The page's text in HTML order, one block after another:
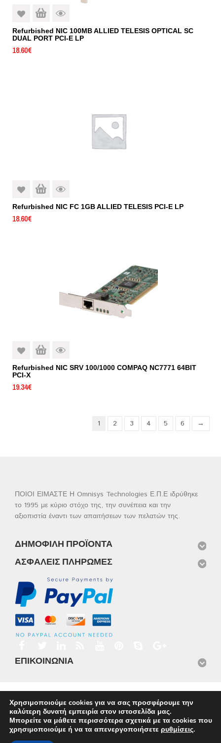
Refurbished NIC 100MB ALLIED TELESIS OPTICAL SC
DUAL PORT PCI-E LP
18.60€
Refurbished NIC FC 1GB ALLIED TELESIS PCI-E LP
18.60€
Refurbished NIC SRV 100/1000 COMPAQ NC7771 64BIT
PCI-X
19.34€
1 2 3 4 5 6 →
ΠΟΙΟΙ ΕΙΜΑΣΤΕ Η Omnisys Technologies Ε.Π.Ε ιδρύθηκε
το 1995 με κύριο στόχο της, την συνέπεια και την
αξιοπιστία έναντι των απαιτήσεων των πελατών της.
ΔΗΜΟΦΙΛΉ ΠΡΟΪΌΝΤΑ
ΑΣΦΑΛΕΊΣ ΠΛΗΡΩΜΈΣ
ΕΠΙΚΟΙΝΩΝΊΑ
Προϊόντα
Φωτογραφίες
Service
Εταιρικό Προφίλ
Επικοινωνία
© 2026Omnisys
Χρησιμοποιούμε cookies για να σας προσφέρουμε την
καλύτερη δυνατή εμπειρία στον ιστοσελίδα μας.
Μπορείτε να μάθετε περισσότερα σχετικά με τα cookies που
χρησιμοποιούμε ή να τα απενεργοποιήσετε ρυθμίσεις.